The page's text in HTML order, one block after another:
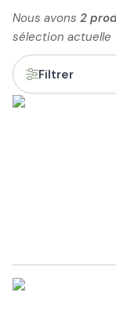
Nous avons 2
sélection actuelle
Filtrer